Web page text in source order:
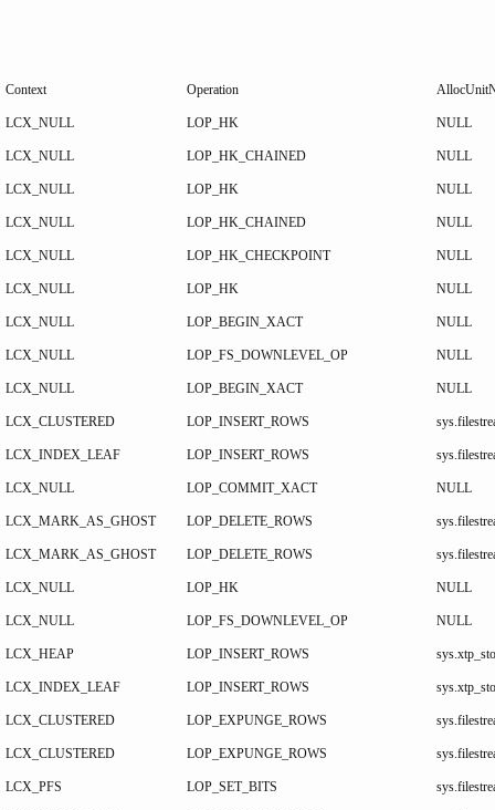
Context Operation
LCX_NULL LOP_HK NULL
LCX_NULL LOP_HK_CHAINED NULL
LCX_NULL LOP_HK NULL
LCX_NULL LOP_HK_CHAINED NULL
LCX_NULL LOP_HK_CHECKPOINT NULL
LCX_NULL LOP_HK NULL
LCX_NULL LOP_BEGIN_XACT NULL
LCX_NULL LOP_FS_DOWNLEVEL_OP NULL
LCX_NULL LOP_BEGIN_XACT NULL
LCX_CLUSTERED LOP_INSERT_ROWS
LCX_INDEX_LEAF LOP_INSERT_ROWS
LCX_NULL LOP_COMMIT_XACT NULL
LCX_MARK_AS_GHOST LOP_DELETE_ROWS
LCX_MARK_AS_GHOST LOP_DELETE_ROWS
LCX_NULL LOP_HK NULL
LCX_NULL LOP_FS_DOWNLEVEL_OP NULL
LCX_HEAP LOP_INSERT_ROWS
LCX_INDEX_LEAF LOP_INSERT_ROWS
LCX_CLUSTERED LOP_EXPUNGE_ROWS
LCX_CLUSTERED LOP_EXPUNGE_ROWS
LCX_PFS LOP_SET_BITS